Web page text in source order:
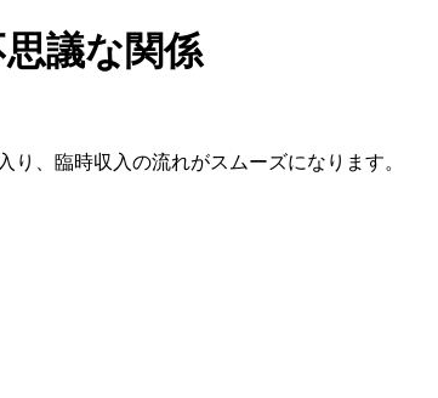
議な関係
、臨時収入の流れがスムーズになります。